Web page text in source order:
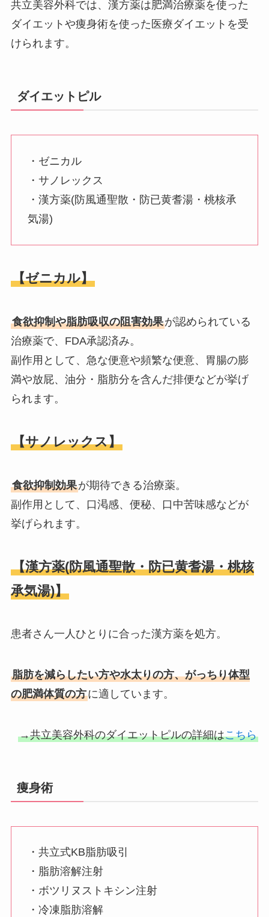
共立美容外科では、漢方薬は肥満治療薬を使った
ダイエットや痩身術を使った医療ダイエットを受
けられます。
ダイエットピル
・ゼニカル
・サノレックス
・漢方薬(防風通聖散・防已黄耆湯・桃核承
気湯)
【ゼニカル】
食欲抑制や脂肪吸収の阻害効果が認められている
治療薬で、FDA承認済み。
副作用として、急な便意や頻繁な便意、胃腸の膨
満や放屁、油分・脂肪分を含んだ排便などが挙げ
られます。
【サノレックス】
食欲抑制効果が期待できる治療薬。
副作用として、口渇感、便秘、口中苦味感などが
挙げられます。
【漢方薬(防風通聖散・防已黄耆湯・桃核
承気湯)】
患者さん一人ひとりに合った漢方薬を処方。
脂肪を減らしたい方や水太りの方、がっちり体型
の肥満体質の方に適しています。
→共立美容外科のダイエットピルの詳細はこちら
痩身術
・共立式KB脂肪吸引
・脂肪溶解注射
・ボツリヌストキシン注射
・冷凍脂肪溶解